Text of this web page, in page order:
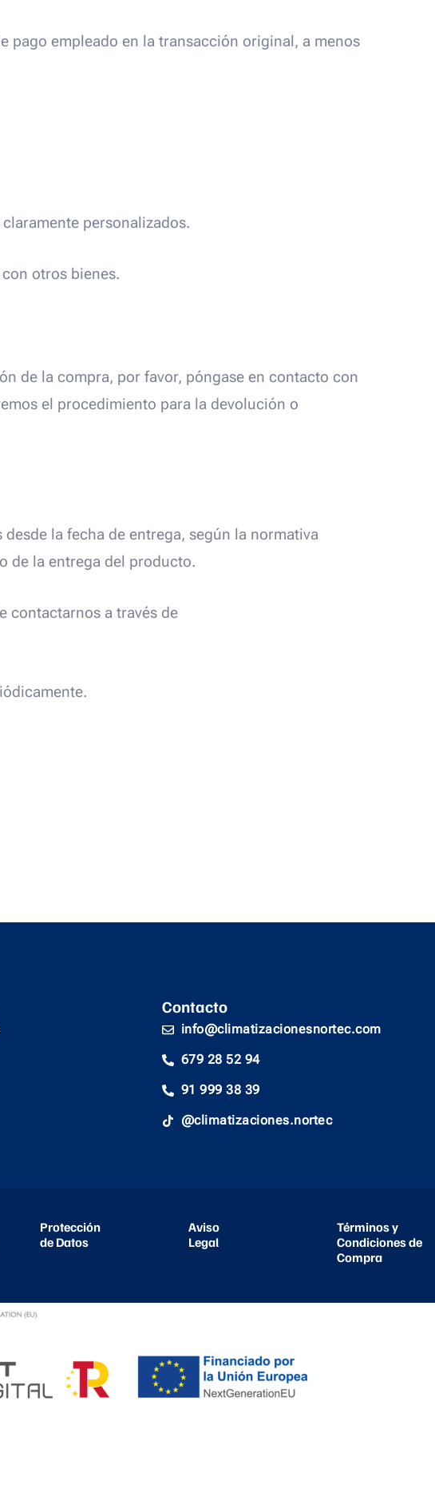
pago empleado en la transacción original, a menos
personalizados.
otros bienes.
de la compra, por favor, póngase en contacto con
el procedimiento para la devolución o
la fecha de entrega, según la normativa
de la entrega del producto.
contactarnos a través de
Contacto
info@climatizacionesnortec.com
679 28 52 94
91 999 38 39
@climatizaciones.nortec
Protección
de Datos
Aviso
Legal
Términos y
Condiciones de
Compra